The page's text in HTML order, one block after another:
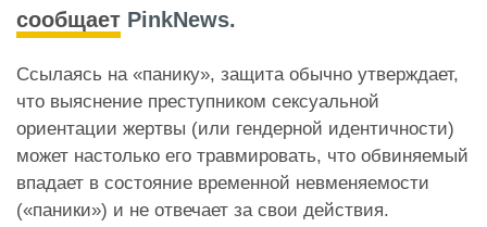
сообщает PinkNews.
Ссылаясь на «панику», защита обычно утверждает,
что выяснение преступником сексуальной
ориентации жертвы (или гендерной идентичности)
может настолько его травмировать, что обвиняемый
впадает в состояние временной невменяемости
(«паники») и не отвечает за свои действия.